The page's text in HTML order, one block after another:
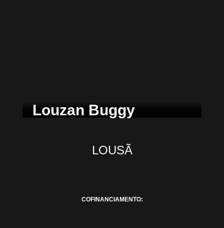
Louzan Buggy
LOUSÃ
COFINANCIAMENTO: